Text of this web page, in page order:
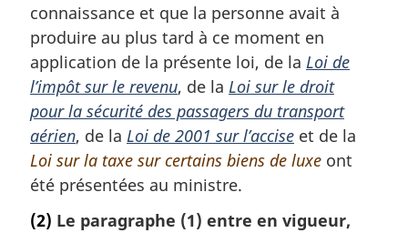
g
i
n
a
e
:
connaissance et que la personne avait à
produire au plus tard à ce moment en
application de la présente loi, de la Loi de
l’impôt sur le revenu, de la Loi sur le droit
pour la sécurité des passagers du transport
aérien, de la Loi de 2001 sur l’accise et de la
Loi sur la taxe sur certains biens de luxe ont
été présentées au ministre.
(2) Le paragraphe (1) entre en vigueur,